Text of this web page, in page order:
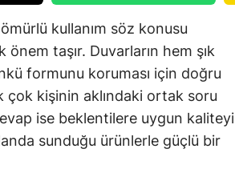
kullanım söz konusu
taşır. Duvarların hem şık
formunu koruması için doğru
çok kişinin aklındaki ortak soru
ise beklentilere uygun kaliteyi
sunduğu ürünlerle güçlü bir